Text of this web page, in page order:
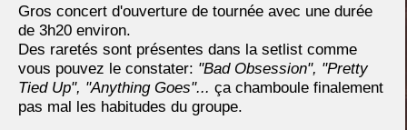
Gros concert d'ouverture de tournée avec une durée
de 3h20 environ.
Des raretés sont présentes dans la setlist comme
vous pouvez le constater: "Bad Obsession", "Pretty
Tied Up", "Anything Goes"... ça chamboule finalement
pas mal les habitudes du groupe.